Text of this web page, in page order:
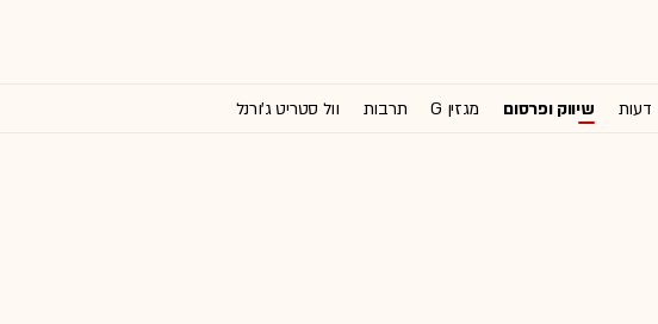
דעות שיווק ופרסום מגזין G תרבות וול סטריט ג'ורנל